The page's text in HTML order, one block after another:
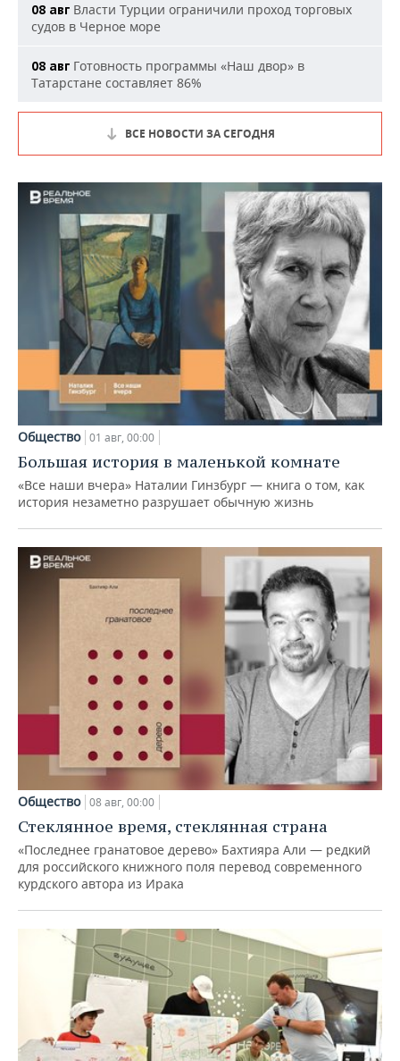
08 авг Власти Турции ограничили проход торговых
судов в Черное море
08 авг Готовность программы «Наш двор» в
Татарстане составляет 86%
ВСЕ НОВОСТИ ЗА СЕГОДНЯ
Общество 01 авг, 00:00
Большая история в маленькой комнате
«Все наши вчера» Наталии Гинзбург — книга о том, как
история незаметно разрушает обычную жизнь
Общество 08 авг, 00:00
Стеклянное время, стеклянная страна
«Последнее гранатовое дерево» Бахтияра Али — редкий
для российского книжного поля перевод современного
курдского автора из Ирака